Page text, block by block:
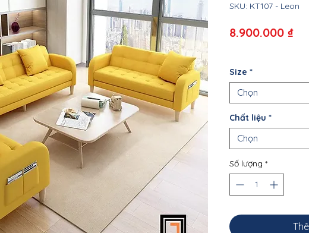
SKU: KT107 - Leon
8.900.000 ₫Giá
Size *
Chọn
Chất liệu *
Chọn
Số lượng *